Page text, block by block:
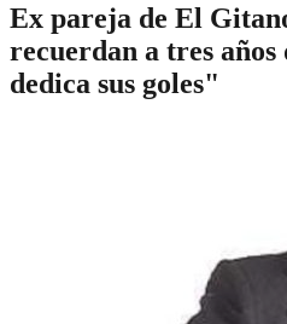
Ex pareja de El
recuerdan a tres
dedica sus goles"